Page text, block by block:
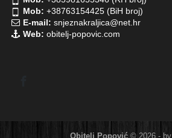
Mob: +38763154425 (BiH broj)
E-mail: snjeznakraljica@net.hr
Web: obitelj-popovic.com
Obitelj Popović © 2026 - by